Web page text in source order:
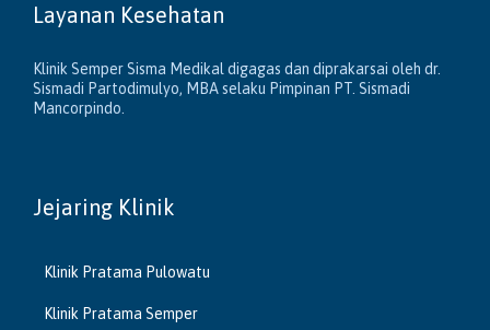
Layanan Kesehatan
Klinik Semper Sisma Medikal digagas dan diprakarsai oleh dr.
Sismadi Partodimulyo, MBA selaku Pimpinan PT. Sismadi
Mancorpindo.
Jejaring Klinik
Klinik Pratama Pulowatu
Klinik Pratama Semper